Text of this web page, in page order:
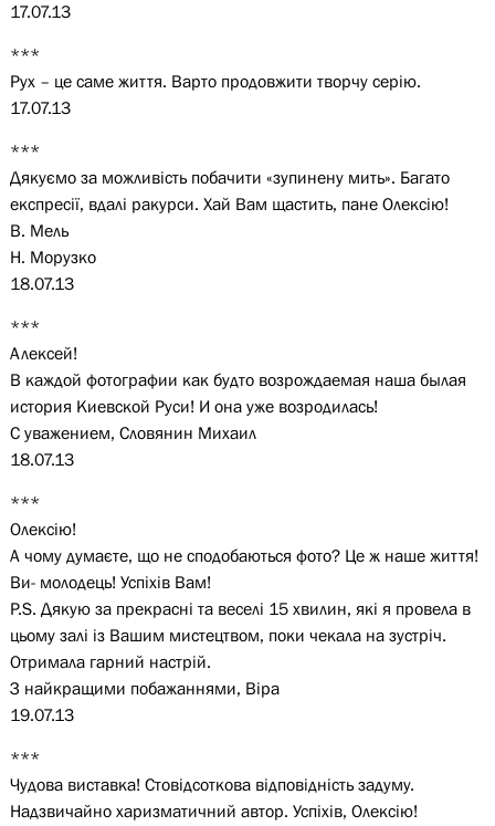
17.07.13
***
Рух – це саме життя. Варто продовжити творчу серію.
17.07.13
***
Дякуємо за можливість побачити «зупинену мить». Багато
експресії, вдалі ракурси. Хай Вам щастить, пане Олексію!
В. Мель
Н. Морузко
18.07.13
***
Алексей!
В каждой фотографии как будто возрождаемая наша былая
история Киевской Руси! И она уже возродилась!
С уважением, Словянин Михаил
18.07.13
***
Олексію!
А чому думаєте, що не сподобаються фото? Це ж наше життя!
Ви- молодець! Успіхів Вам!
P.S. Дякую за прекрасні та веселі 15 хвилин, які я провела в
цьому залі із Вашим мистецтвом, поки чекала на зустріч.
Отримала гарний настрій.
З найкращими побажаннями, Віра
19.07.13
***
Чудова виставка! Стовідсоткова відповідність задуму.
Надзвичайно харизматичний автор. Успіхів, Олексію!